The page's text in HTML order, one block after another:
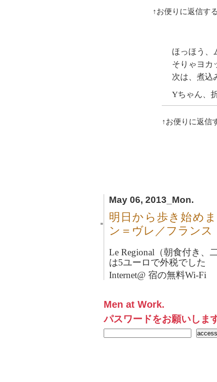
↑お便りに返信す
ほっほう、
そりゃヨカ
次は、煮込
Yちゃん、
↑お便りに返信
May 06, 2013_Mon.
■
明日から歩き始め
ン＝ヴレ／フランス
Le Regional（朝食付き、
は5ユーロで外税でした
Internet@ 宿の無料Wi-Fi
Men at Work.
パスワードをお願いしま